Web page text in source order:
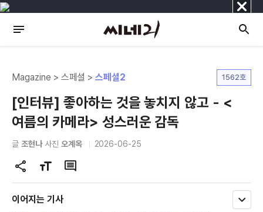
닫
기
Magazine > 스페셜 >스페셜2 1562호
[인터뷰] 좋아하는 것을 놓치지 않고 - <
여름의 카메라> 성스러운 감독
글 조현나사진 오계옥 2026-06-25
공
유
하
글
자
크
댓
글
이어지는 기사
모